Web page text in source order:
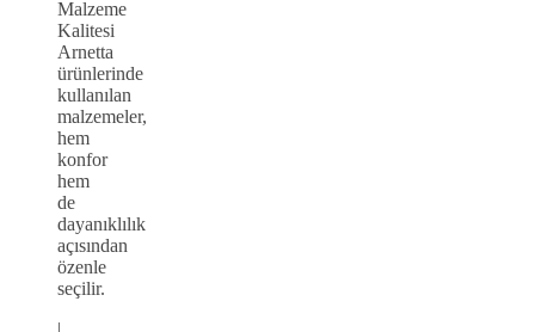
Malzeme
Kalitesi
Arnetta
ürünlerinde
kullanılan
malzemeler,
hem
konfor
hem
de
dayanıklılık
açısından
özenle
seçilir.